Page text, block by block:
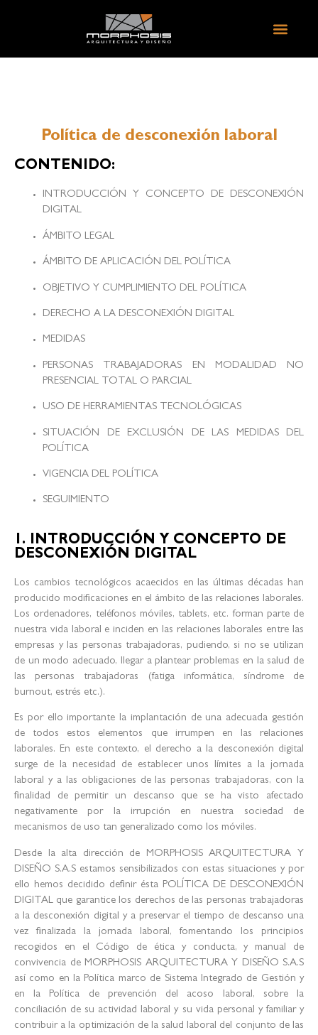
Política de desconexión laboral
CONTENIDO:
INTRODUCCIÓN Y CONCEPTO DE DESCONEXIÓN
DIGITAL
ÁMBITO LEGAL
ÁMBITO DE APLICACIÓN DEL POLÍTICA
OBJETIVO Y CUMPLIMIENTO DEL POLÍTICA
DERECHO A LA DESCONEXIÓN DIGITAL
MEDIDAS
PERSONAS TRABAJADORAS EN MODALIDAD NO
PRESENCIAL TOTAL O PARCIAL
USO DE HERRAMIENTAS TECNOLÓGICAS
SITUACIÓN DE EXCLUSIÓN DE LAS MEDIDAS DEL
POLÍTICA
VIGENCIA DEL POLÍTICA
SEGUIMIENTO
1. INTRODUCCIÓN Y CONCEPTO DE
DESCONEXIÓN DIGITAL
Los cambios tecnológicos acaecidos en las últimas décadas han
producido modificaciones en el ámbito de las relaciones laborales.
Los ordenadores, teléfonos móviles, tablets, etc. forman parte de
nuestra vida laboral e inciden en las relaciones laborales entre las
empresas y las personas trabajadoras, pudiendo, si no se utilizan
de un modo adecuado, llegar a plantear problemas en la salud de
las personas trabajadoras (fatiga informática, síndrome de
burnout, estrés etc.).
Es por ello importante la implantación de una adecuada gestión
de todos estos elementos que irrumpen en las relaciones
laborales. En este contexto, el derecho a la desconexión digital
surge de la necesidad de establecer unos límites a la jornada
laboral y a las obligaciones de las personas trabajadoras, con la
finalidad de permitir un descanso que se ha visto afectado
negativamente por la irrupción en nuestra sociedad de
mecanismos de uso tan generalizado como los móviles.
Desde la alta dirección de MORPHOSIS ARQUITECTURA Y
DISEÑO S.A.S estamos sensibilizados con estas situaciones y por
ello hemos decidido definir ésta POLÍTICA DE DESCONEXIÓN
DIGITAL que garantice los derechos de las personas trabajadoras
a la desconexión digital y a preservar el tiempo de descanso una
vez finalizada la jornada laboral, fomentando los principios
recogidos en el Código de ética y conducta, y manual de
convivencia de MORPHOSIS ARQUITECTURA Y DISEÑO S.A.S
así como en la Política marco de Sistema Integrado de Gestión y
en la Política de prevención del acoso laboral, sobre la
conciliación de su actividad laboral y su vida personal y familiar y
contribuir a la optimización de la salud laboral del conjunto de las